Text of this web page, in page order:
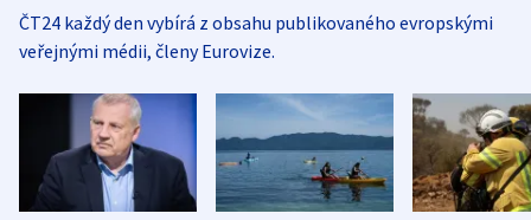
ČT24 každý den vybírá z obsahu publikovaného evropskými
veřejnými médii, členy Eurovize.